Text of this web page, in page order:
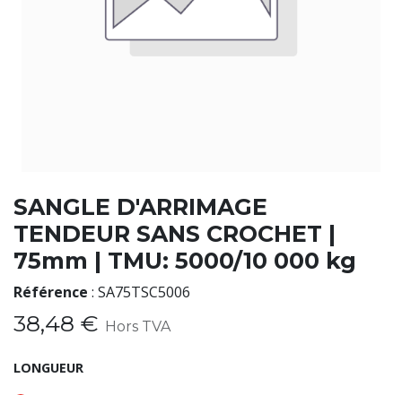
SANGLE D'ARRIMAGE
TENDEUR SANS CROCHET |
75mm | TMU: 5000/10 000 kg
Référence : SA75TSC5006
38,48 € Hors TVA
LONGUEUR